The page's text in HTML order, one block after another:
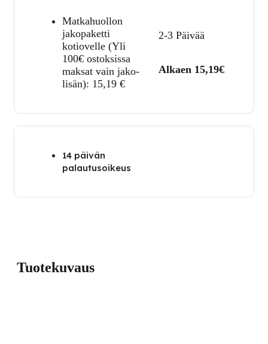
Matkahuollon
jakopaketti
kotiovelle (Yli
100€ ostoksissa
maksat vain jako-
lisän): 15,19 €
2-3 Päivää
Alkaen 15,19€
14 päivän
palautusoikeus
Tuotekuvaus